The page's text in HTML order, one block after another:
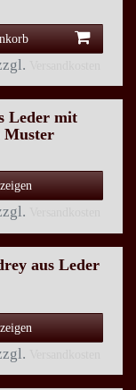
Leder mit
Muster
aus Leder